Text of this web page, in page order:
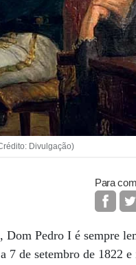
Divulgação)
Para
Dom Pedro I é sempre
de setembro de 1822